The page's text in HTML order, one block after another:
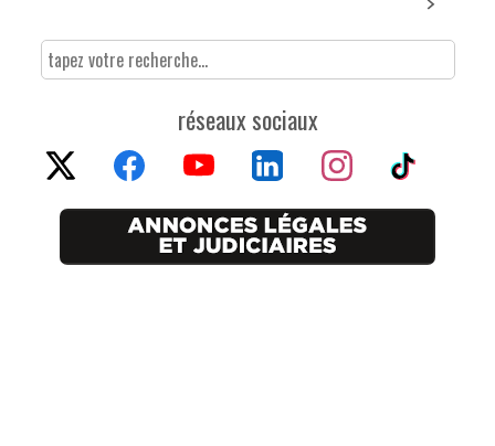
réseaux sociaux